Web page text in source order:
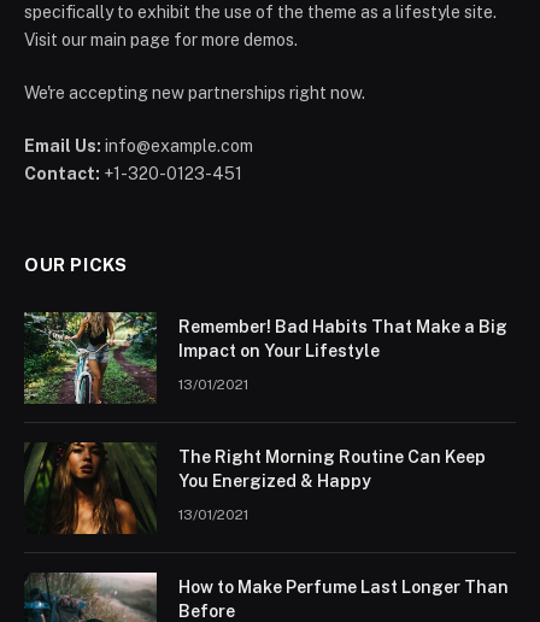
specifically to exhibit the use of the theme as a lifestyle site.
Visit our main page for more demos.
We're accepting new partnerships right now.
Email Us: info@example.com
Contact: +1-320-0123-451
OUR PICKS
Remember! Bad Habits That Make a Big
Impact on Your Lifestyle
13/01/2021
The Right Morning Routine Can Keep
You Energized & Happy
13/01/2021
How to Make Perfume Last Longer Than
Before